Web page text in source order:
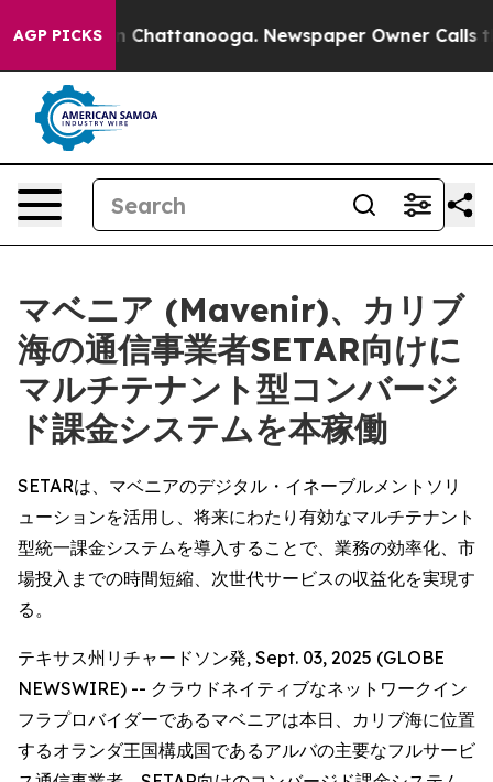
AGP PICKS
Chaos in Chattanooga. Newspaper Owner Calls the
マベニア (Mavenir)、カリブ
海の通信事業者SETAR向けに
マルチテナント型コンバージ
ド課金システムを本稼働
SETARは、マベニアのデジタル・イネーブルメントソリ
ューションを活用し、将来にわたり有効なマルチテナント
型統一課金システムを導入することで、業務の効率化、市
場投入までの時間短縮、次世代サービスの収益化を実現す
る。
テキサス州リチャードソン発, Sept. 03, 2025 (GLOBE
NEWSWIRE) -- クラウドネイティブなネットワークイン
フラプロバイダーであるマベニアは本日、カリブ海に位置
するオランダ王国構成国であるアルバの主要なフルサービ